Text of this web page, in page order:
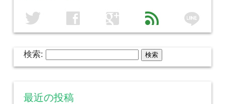
twitter facebook google feed line
検索:
最近の投稿